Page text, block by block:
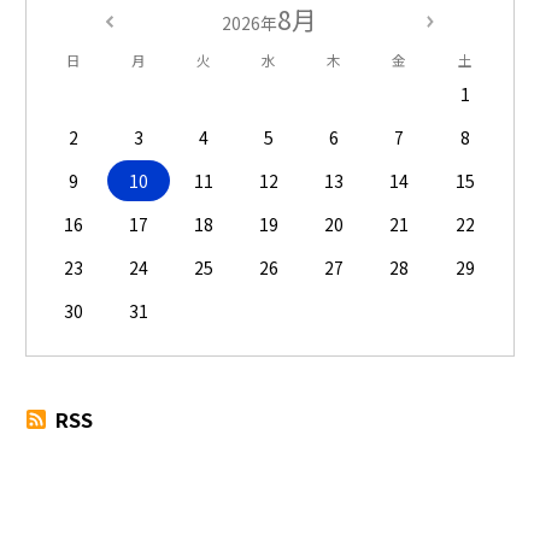
2026年8月
日 月 火 水 木 金 土
1
2
3 4 5 6 7
8
9
10 11 12 13 14
15
16
17 18 19 20 21
22
23
24 25 26 27 28
29
30
31
RSS